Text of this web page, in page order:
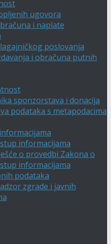
ugovora
i naplate
poslovanja
i obračuna putnih
sponzorstava i donacija
podataka s metapodacima
informacijama
o provedbi Zakona o
informacijama
podataka
zgrade i javnih